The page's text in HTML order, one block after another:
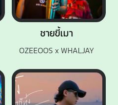
ชายขี้เมา
OZEEOOS x WHALJAY